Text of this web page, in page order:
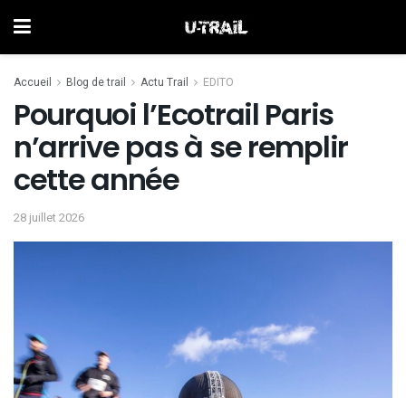
Accueil Blog de trail Actu Trail EDITO
Pourquoi l’Ecotrail Paris
n’arrive pas à se remplir
cette année
28 juillet 2026